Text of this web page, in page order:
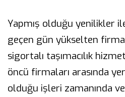
Yapmış olduğu yenilikler
geçen gün yükselten
sigortalı taşımacılık
öncü firmaları arasında
olduğu işleri zamanında